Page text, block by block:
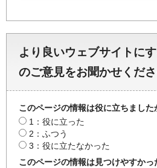
より良いウェブサイトに
のご意見をお聞かせくだ
このページの情報は役に立ちました
1：役に立った
2：ふつう
3：役に立たなかった
このページの情報は見つけやすかっ